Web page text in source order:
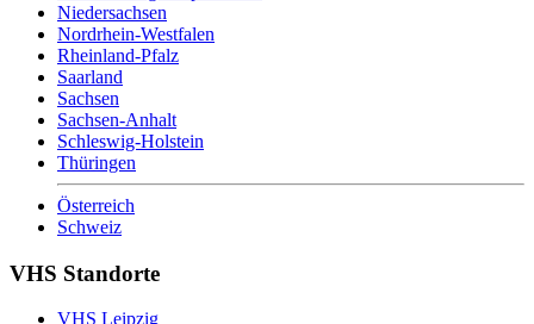
Niedersachsen
Nordrhein-Westfalen
Rheinland-Pfalz
Saarland
Sachsen
Sachsen-Anhalt
Schleswig-Holstein
Thüringen
Österreich
Schweiz
VHS Standorte
VHS Leipzig